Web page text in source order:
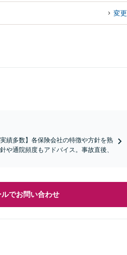
変更
績多数】各保険会社の特徴や方針を熟
や通院頻度もアドバイス。事故直後、
ルでお問い合わせ